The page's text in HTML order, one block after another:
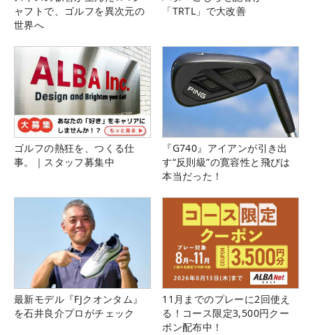
ャフトで、ゴルフを異次元の
世界へ
「TRTL」で大改善
ゴルフの熱狂を、つくる仕
事。｜スタッフ募集中
『G740』アイアンが引き出
す“反則級”の寛容性と飛びは
本当だった！
最新モデル『FJクオンタム』
を石井良介プロがチェック
11月までのプレーに2回使え
る！コース限定3,500円クー
ポン配布中！